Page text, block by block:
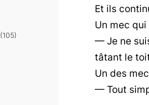
Et ils
Un mec
— Je ne
tâtant le
Un des
— Tout
(105)